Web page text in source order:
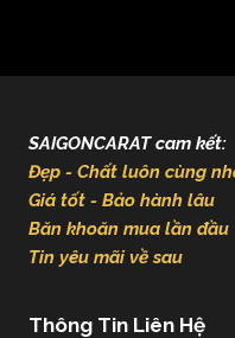
SAIGONCARAT cam kết:
Đẹp - Chất luôn cùng
Giá tốt - Bảo hành lâu
Băn khoăn mua lần đầu
Tin yêu mãi về sau
Thông Tin Liên Hệ